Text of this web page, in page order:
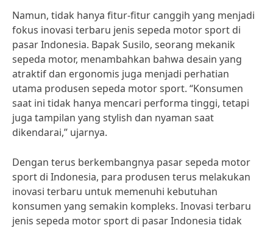
Namun, tidak hanya fitur-fitur canggih yang menjadi
fokus inovasi terbaru jenis sepeda motor sport di
pasar Indonesia. Bapak Susilo, seorang mekanik
sepeda motor, menambahkan bahwa desain yang
atraktif dan ergonomis juga menjadi perhatian
utama produsen sepeda motor sport. “Konsumen
saat ini tidak hanya mencari performa tinggi, tetapi
juga tampilan yang stylish dan nyaman saat
dikendarai,” ujarnya.
Dengan terus berkembangnya pasar sepeda motor
sport di Indonesia, para produsen terus melakukan
inovasi terbaru untuk memenuhi kebutuhan
konsumen yang semakin kompleks. Inovasi terbaru
jenis sepeda motor sport di pasar Indonesia tidak